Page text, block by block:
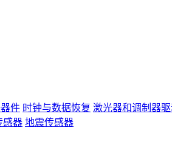
件 时钟与数据恢复 激光器和调制器
感器 地震传感器